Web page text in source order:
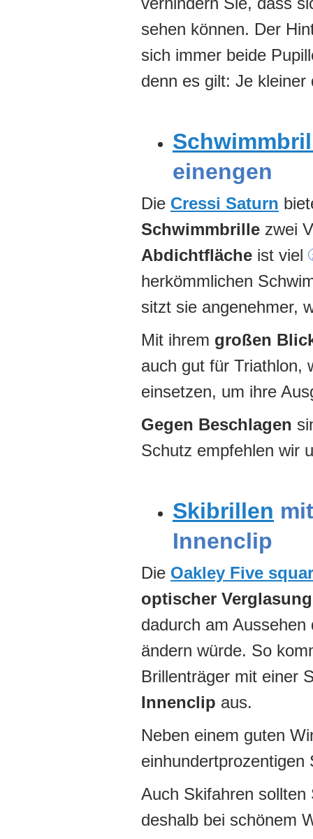
sehen können. Der
sich immer beide
denn es gilt: Je
einengen
Die Cressi Saturn
Schwimmbrille zwei
Abdichtfläche ist viel
herkömmlichen
sitzt sie angenehmer,
Mit ihrem großen
auch gut für Triathlon,
einsetzen, um ihre
Gegen Beschlagen
Schutz empfehlen wir
Skibrillen
Innenclip
Die Oakley Five
optischer Verglasung
dadurch am Aussehen
ändern würde. So
Brillenträger mit einer
Innenclip aus.
Neben einem guten
Auch Skifahren
deshalb bei schönem